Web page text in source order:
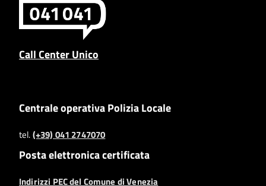
Call Center Unico
Centrale operativa Polizia Locale
tel.(+39) 041 2747070
Posta elettronica certificata
Indirizzi PEC del Comune di Venezia